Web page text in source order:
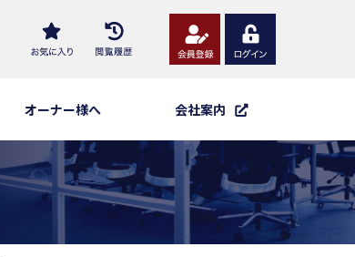
オーナー様へ 会社案内